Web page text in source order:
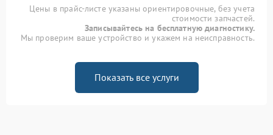
Цены в прайс-листе указаны ориентировочные, без учета
стоимости запчастей.
Записывайтесь на бесплатную диагностику.
Мы проверим ваше устройство и укажем на неисправность.
Показать все услуги